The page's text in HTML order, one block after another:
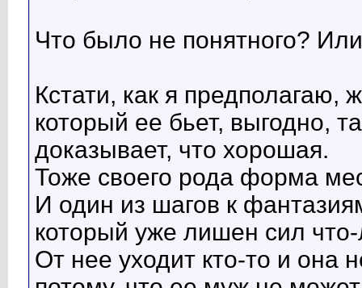
Что было не понятного?
Кстати, как я
который ее бьет, выгодно,
доказывает, что хорошая.
Тоже своего рода форма
И один из шагов к
который уже лишен сил
От нее уходит кто-то и она